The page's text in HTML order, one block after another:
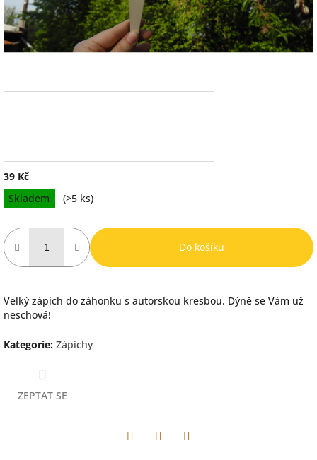
39 Kč
Měrná
cena:
Skladem (>5 ks)
Do košíku
Velký zápich do záhonku s autorskou kresbou. Dýně se Vám už
neschová!
Kategorie: Zápichy
ZEPTAT SE